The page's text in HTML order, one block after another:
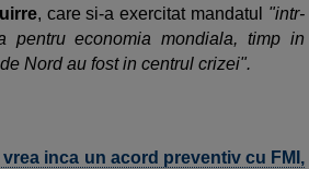
, care si-a exercitat mandatul "intr-
pentru economia mondiala, timp in
Nord au fost in centrul crizei".
inca un acord preventiv cu FMI,